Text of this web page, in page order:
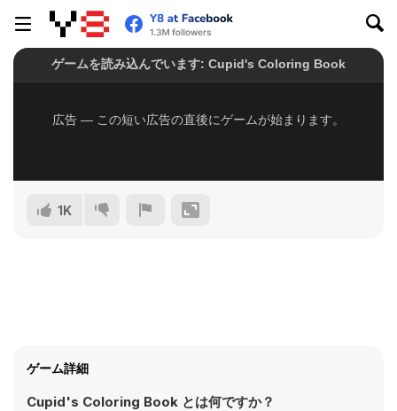
1K
ゲーム詳細
Cupid's Coloring Book とは何ですか？